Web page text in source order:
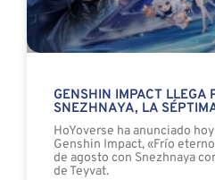
GENSHIN IMPACT LLEGA
SNEZHNAYA, LA
HoYoverse ha anunciado
Genshin Impact, «Frío
de agosto con Snezhnaya
de Teyvat.